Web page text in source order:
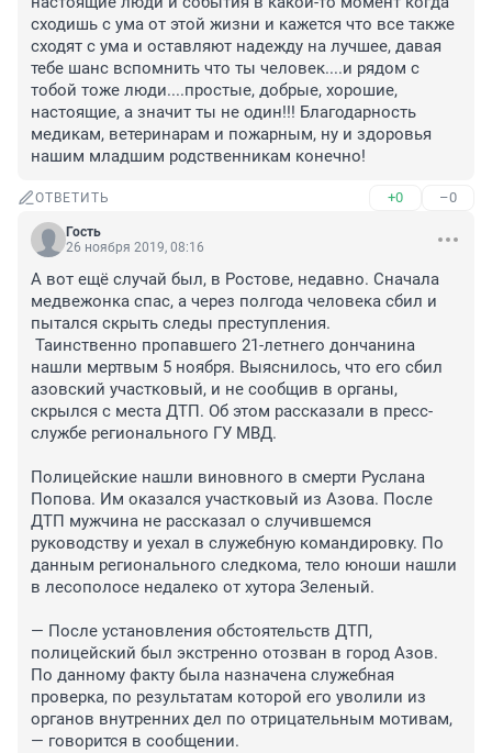
сходишь с ума от этой жизни и кажется что все также
сходят с ума и оставляют надежду на лучшее, давая
тебе шанс вспомнить что ты человек....и рядом с
тобой тоже люди....простые, добрые, хорошие,
настоящие, а значит ты не один!!! Благодарность
медикам, ветеринарам и пожарным, ну и здоровья
нашим младшим родственникам конечно!
ОТВЕТИТЬ +0 –0
Гость
26 ноября 2019, 08:16
А вот ещё случай был, в Ростове, недавно. Сначала
медвежонка спас, а через полгода человека сбил и
пытался скрыть следы преступления.
Таинственно пропавшего 21-летнего дончанина
нашли мертвым 5 ноября. Выяснилось, что его сбил
азовский участковый, и не сообщив в органы,
скрылся с места ДТП. Об этом рассказали в пресс-
службе регионального ГУ МВД.
Полицейские нашли виновного в смерти Руслана
Попова. Им оказался участковый из Азова. После
ДТП мужчина не рассказал о случившемся
руководству и уехал в служебную командировку. По
данным регионального следкома, тело юноши нашли
в лесополосе недалеко от хутора Зеленый.
— После установления обстоятельств ДТП,
полицейский был экстренно отозван в город Азов.
По данному факту была назначена служебная
проверка, по результатам которой его уволили из
органов внутренних дел по отрицательным мотивам,
— говорится в сообщении.